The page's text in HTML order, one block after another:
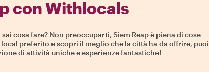
con Withlocals
sai cosa fare? Non preoccuparti, Siem Reap è piena di cose
preferito e scopri il meglio che la città ha da offrire, puoi
di attività uniche e esperienze fantastiche!